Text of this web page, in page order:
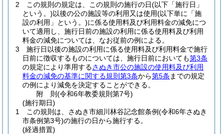
2
この規則の規定は、この規則の施行の日(以下「施行日」
という。)以後の公の施設等の利用又は使用(以下単に「施
設の利用」という。)に係る使用料及び利用料金の減免につ
いて適用し、施行日前の施設の利用に係る使用料及び利用
料金の減免については、なお従前の例による。
3
施行日以後の施設の利用に係る使用料及び利用料金で施行
日前に徴収するものについては、施行日前においても第3条
の規定により準用するさぬき市公の施設の使用料及び利用
料金の減免の基準に関する規則第3条から第5条 までの規定
の例により減免を決定することができる。
附 則(令和6年教委規則第7号)
(施行期日)
1
この規則は、さぬき市細川林谷記念館条例(令和6年さぬき
市条例第3号)の施行の日から施行する。
(経過措置)